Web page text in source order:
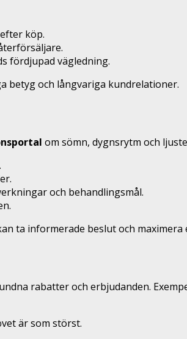
köp.
fördjupad vägledning.
betyg och långvariga kundrelationer.
om sömn, dygnsrytm och
och behandlingsmål.
ta informerade beslut och
rabatter och erbjudanden.
är som störst.